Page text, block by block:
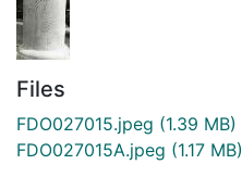
Files
FDO027015.jpeg (1.39 MB)
FDO027015A.jpeg (1.17 MB)